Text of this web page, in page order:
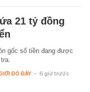
21 tỷ đồng
gốc số tiền đang được
ĐÓ ĐÂY - 6 giờ trước